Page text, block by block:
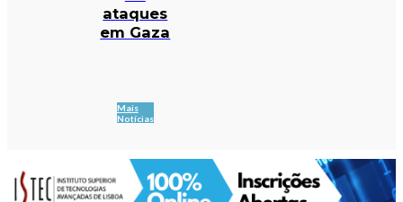
ataques
em Gaza
Mais
Notícias